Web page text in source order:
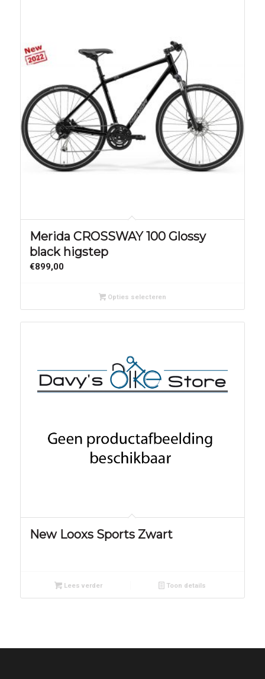
Merida CROSSWAY 100 Glossy
black higstep
€899,00
Opties selecteren
New Looxs Sports Zwart
Lees verder Toon details